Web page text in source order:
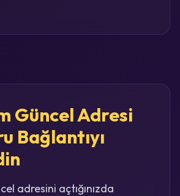
Güncel Adresi
Bağlantıyı
adresini açtığınızda